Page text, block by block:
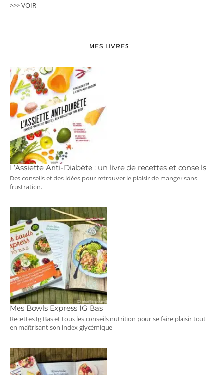
>>> VOIR
MES LIVRES
L’Assiette Anti-Diabète : un livre de recettes et conseils
Des conseils et des idées pour retrouver le plaisir de manger sans
frustration.
Mes Bowls Express IG Bas
Recettes Ig Bas et tous les conseils nutrition pour se faire plaisir tout
en maîtrisant son index glycémique